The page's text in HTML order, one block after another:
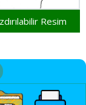
Resim